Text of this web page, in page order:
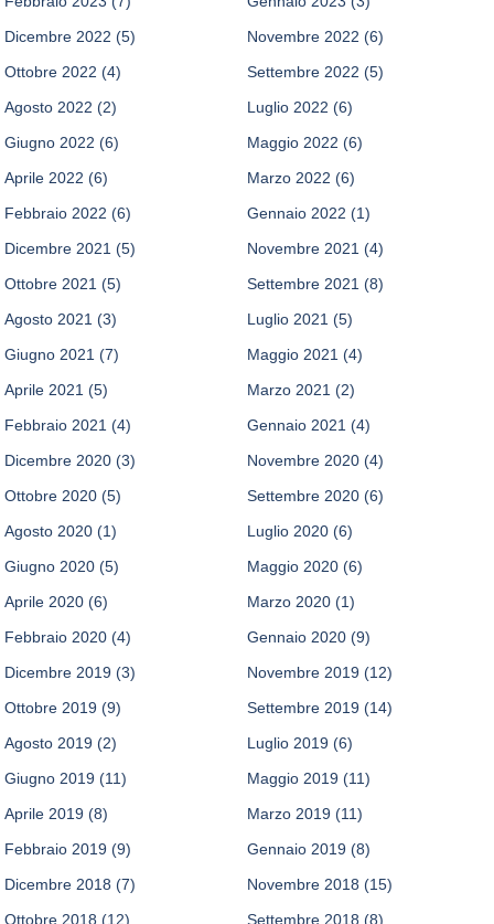
Dicembre 2022 (5) Novembre 2022 (6)
Ottobre 2022 (4) Settembre 2022 (5)
Agosto 2022 (2) Luglio 2022 (6)
Giugno 2022 (6) Maggio 2022 (6)
Aprile 2022 (6) Marzo 2022 (6)
Febbraio 2022 (6) Gennaio 2022 (1)
Dicembre 2021 (5) Novembre 2021 (4)
Ottobre 2021 (5) Settembre 2021 (8)
Agosto 2021 (3) Luglio 2021 (5)
Giugno 2021 (7) Maggio 2021 (4)
Aprile 2021 (5) Marzo 2021 (2)
Febbraio 2021 (4) Gennaio 2021 (4)
Dicembre 2020 (3) Novembre 2020 (4)
Ottobre 2020 (5) Settembre 2020 (6)
Agosto 2020 (1) Luglio 2020 (6)
Giugno 2020 (5) Maggio 2020 (6)
Aprile 2020 (6) Marzo 2020 (1)
Febbraio 2020 (4) Gennaio 2020 (9)
Dicembre 2019 (3) Novembre 2019 (12)
Ottobre 2019 (9) Settembre 2019 (14)
Agosto 2019 (2) Luglio 2019 (6)
Giugno 2019 (11) Maggio 2019 (11)
Aprile 2019 (8) Marzo 2019 (11)
Febbraio 2019 (9) Gennaio 2019 (8)
Dicembre 2018 (7) Novembre 2018 (15)
Ottobre 2018 (12) Settembre 2018 (8)